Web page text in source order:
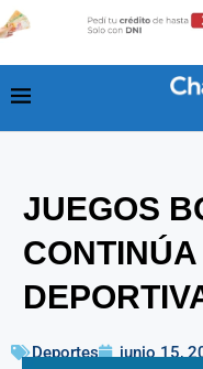
JUEGOS
Deportes junio 15,